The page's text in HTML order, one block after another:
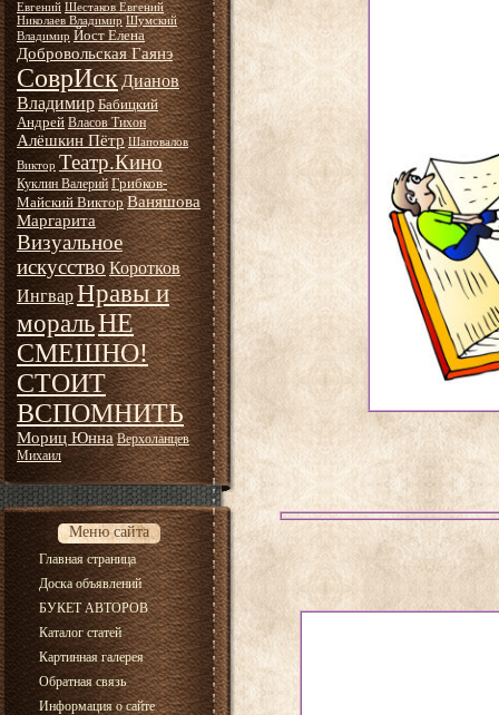
Евгений Шестаков Евгений
Николаев Владимир Шумский
Владимир Йост Елена
Добровольская Гаянэ
СоврИскДианов
Владимир Бабицкий
Андрей Власов Тихон
Алёшкин Пётр Шаповалов
Виктор Театр.Кино
Куклин Валерий Грибков-
Майский Виктор Ваняшова
Маргарита
Визуальное
искусствоКоротков
ИнгварНравы и
моральНЕ
СМЕШНО!
СТОИТ
ВСПОМНИТЬ
Мориц Юнна Верхоланцев
Михаил
Меню сайта
Главная страница
Доска объявлений
БУКЕТ АВТОРОВ
Каталог статей
Картинная галерея
Обратная связь
Информация о сайте